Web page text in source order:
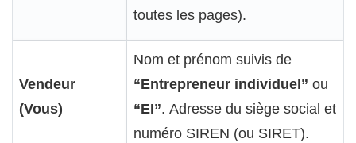
toutes les pages).
Vendeur
(Vous)
Nom et prénom suivis de
“Entrepreneur individuel” ou
“EI”. Adresse du siège social et
numéro SIREN (ou SIRET).